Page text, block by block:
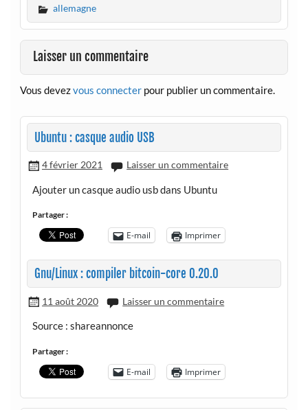
allemagne
Laisser un commentaire
Vous devezvous connecterpour publier un commentaire.
Ubuntu : casque audio USB
4 février 2021 Laisser un commentaire
Ajouter un casque audio usb dans Ubuntu
Partager :
E-mail Imprimer
Gnu/Linux : compiler bitcoin-core 0.20.0
11 août 2020 Laisser un commentaire
Source : shareannonce
Partager :
E-mail Imprimer